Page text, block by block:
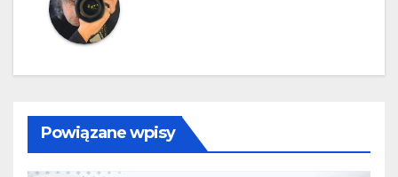
Powiązane wpisy